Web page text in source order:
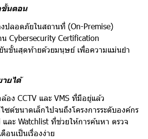
นตอน
ปลอดภัยในสถานที่ (On-Premise)
น Cybersecurity Certification
นขั้นสุดท้ายด้วยมนุษย์ เพื่อความแม่นยำ
ยได้
อง CCTV และ VMS ที่มีอยู่แล้ว
ซต์ขนาดเล็กไปจนถึงโครงการระดับองค์กร
และ Watchlist ที่ช่วยให้การค้นหา ตรวจ
อนเป็นเรื่องง่าย